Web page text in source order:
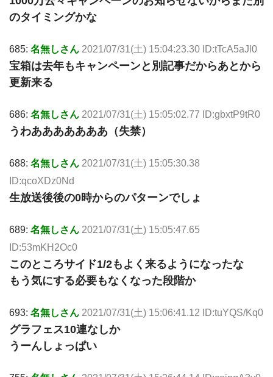
のタイミングかな
685: 名無しさん 2021/07/31(土) 15:04:23.30 ID:tTcA5aJl0
宝箱は去年もキャンペーンと別記事だからあとから
更新来る
686: 名無しさん 2021/07/31(土) 15:05:02.77 ID:gbxtP9tR0
うわあああああああ（失禁）
688: 名無しさん 2021/07/31(土) 15:05:30.38
ID:qcoXDz0Nd
生放送後後の0時からのパターンでしょ
689: 名無しさん 2021/07/31(土) 15:05:47.65
ID:53mKH2Oc0
このところサイド1/2もよく来るようになったな
もう気にする必要もなくなった段階か
693: 名無しさん 2021/07/31(土) 15:06:41.12 ID:tuYQS/Kq0
グラフェス10連なしか
うーんしょっぱい